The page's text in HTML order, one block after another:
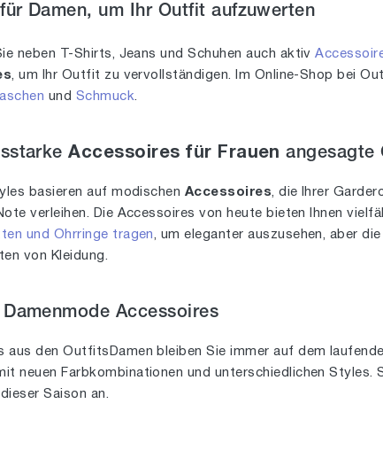
Damen, um Ihr Outfit aufzuwerten
neben T-Shirts, Jeans und Schuhen auch aktiv
, um Ihr Outfit zu vervollständigen. Im Online-Shop bei
und Schmuck.
Accessoires für Frauen angesagte
basieren auf modischen Accessoires, die Ihrer
verleihen. Die Accessoires von heute bieten Ihnen
und Ohrringe tragen, um eleganter auszusehen, aber
von Kleidung.
Accessoires
aus den OutfitsDamen bleiben Sie immer auf dem
neuen Farbkombinationen und unterschiedlichen Styles.
Saison an.